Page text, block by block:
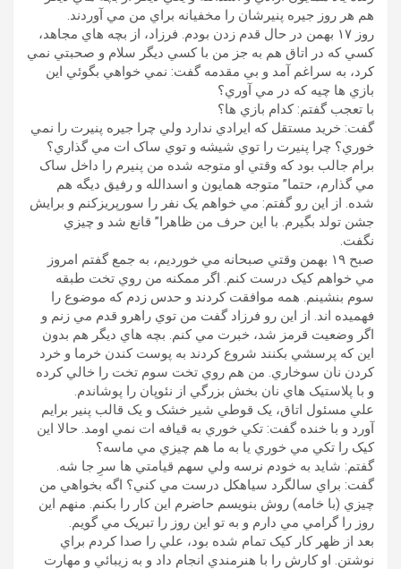
هم هر روز جيره پنيرشان را مخفيانه براي من مي آوردند.
روز ۱٧ بهمن در حال قدم زدن بودم. فرزاد، از بچه هاي مجاهد،
کسي که در اتاق هم به جز من با کسي ديگر سلام و صحبتي نمي
کرد، به سراغم آمد و بي مقدمه گفت: نمي خواهي بگوئي اين
بازي ها چيه که در مي آوري؟
با تعجب گفتم: کدام بازي ها؟
گفت: خريد مستقل که ايرادي ندارد ولي چرا جيره پنيرت را نمي
خوري؟ چرا پنيرت را توي شيشه و توي ساک ات مي گذاري؟
برام جالب بود که وقتي او متوجه شده من پنيرم را داخل ساک
مي گذارم، حتما” متوجه همايون و اسدالله و رفيق ديگه هم
شده. از اين رو گفتم: مي خواهم يک نفر را سورپريزکنم و برايش
جشن تولد بگيرم. با اين حرف من ظاهرا” قانع شد و چيزي
نگفت.
صبح ۱۹ بهمن وقتي صبحانه مي خورديم، به جمع گفتم امروز
مي خواهم کيک درست کنم. اگر ممکنه من روي تخت طبقه
سوم بنشينم. همه موافقت کردند و حدس زدم که موضوع را
فهميده اند. از اين رو فرزاد گفت من توي راهرو قدم مي زنم و
اگر وضعيت قرمز شد، خبرت مي کنم. بچه هاي ديگر هم بدون
اين که پرسشي بکنند شروع کردند به پوست کندن خرما و خرد
کردن نان سوخاري. من هم روي تخت سوم تخت را خالي کرده
و با پلاستيک هاي نان بخش بزرگي از نئوپان را پوشاندم.
علي مسئول اتاق، يک قوطي شير خشک و يک قالب پنير برايم
آورد و با خنده گفت: تکي خوري به قيافه ات نمي اومد. حالا اين
کيک را تکي مي خوري يا به ما هم چيزي مي ماسه؟
گفتم: شايد به خودم نرسه ولي سهم قيامتي ها سرِ جا شه.
گفت: براي سالگرد سياهکل درست مي کني؟ اگه بخواهي من
چيزي (با خامه) روش بنويسم حاضرم اين کار را بکنم. منهم اين
روز را گرامي مي دارم و به تو اين روز را تبريک مي گويم.
بعد از ظهر کار کيک تمام شده بود، علي را صدا کردم براي
نوشتن. او کارش را با هنرمندي انجام داد و به زيبائي و مهارت